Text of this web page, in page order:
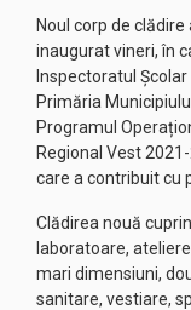
Noul corp de
inaugurat vineri, în
Inspectoratul
Primăria
Programul
Regional Vest
care a contribuit cu
Clădirea nouă
laboratoare,
mari dimensiuni,
sanitare, vestiare,